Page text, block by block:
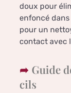
doux pour
enfoncé
pour un
contact avec
Guide
cils